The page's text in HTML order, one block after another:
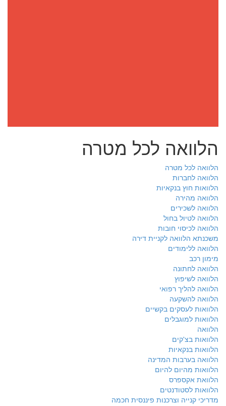
הלוואה לכל מטרה
הלוואה לכל מטרה
הלוואה לחברות
הלוואות חוץ בנקאיות
הלוואה מהירה
הלוואה לשכירים
הלוואה לטיול בחול
הלוואה לכיסוי חובות
משכנתא הלוואה לקניית דירה
הלוואה ללימודים
מימון רכב
הלוואה לחתונה
הלוואה לשיפוץ
הלוואה להליך רפואי
הלוואה להשקעה
הלוואות לעסקים בקשיים
הלוואות למוגבלים
הלוואה
הלוואות בצ'קים
הלוואות בנקאיות
הלוואה בערבות המדינה
הלוואות מהיום להיום
הלוואת אקספרס
הלוואות לסטודנטים
מדריכי קנייה וצרכנות פיננסית חכמה